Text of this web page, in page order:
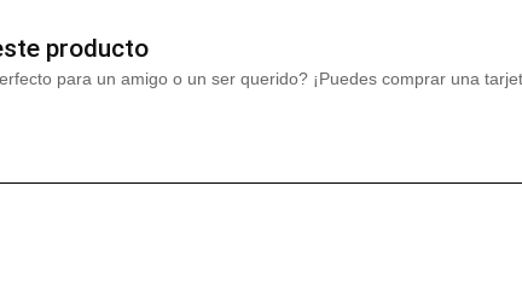
producto
para un amigo o un ser querido? ¡Puedes comprar una